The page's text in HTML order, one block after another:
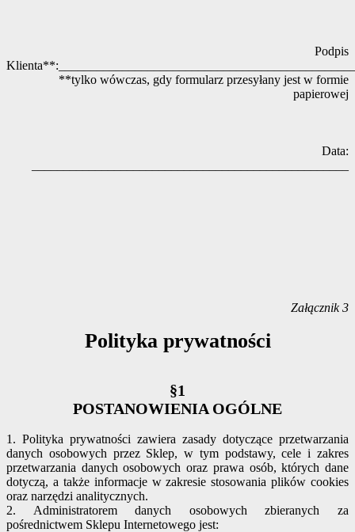
Podpis
**tylko wówczas, gdy formularz przesyłany jest w formie
papierowej
Data:
Załącznik 3
Polityka prywatności
§1
POSTANOWIENIA OGÓLNE
1. Polityka prywatności zawiera zasady dotyczące przetwarzania
danych osobowych przez Sklep, w tym podstawy, cele i zakres
przetwarzania danych osobowych oraz prawa osób, których dane
dotyczą, a także informacje w zakresie stosowania plików cookies
oraz narzędzi analitycznych.
2. Administratorem danych osobowych zbieranych za
pośrednictwem Sklepu Internetowego jest: